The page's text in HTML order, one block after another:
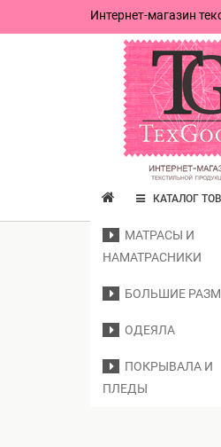
Интернет-магазин
КАТАЛОГ
МАТРАСЫ И
НАМАТРАСНИКИ
БОЛЬШИЕ
ОДЕЯЛА
ПОКРЫВАЛА И
ПЛЕДЫ